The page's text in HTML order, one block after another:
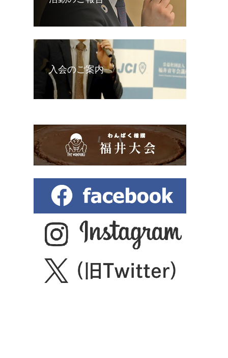
入会のご案内